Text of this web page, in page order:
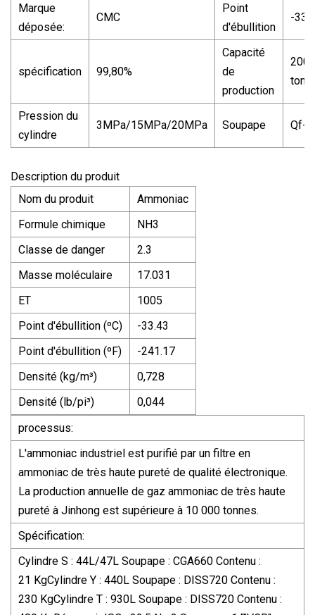
Marque
déposée:
CMC
Point
d'ébullition
-
spécification 99,80%
Capacité
de
production
Pression du
cylindre
3MPa/15MPa/20MPa Soupape Qf-
Description du produit
Nom du produit
Ammoniac
Formule chimique
NH3
Classe de danger
2.3
Masse moléculaire
17.031
ET
1005
Point d'ébullition (ºC)
-33.43
Point d'ébullition (ºF)
-241.17
Densité (kg/m³)
0,728
Densité (lb/pi³)
0,044
processus:
L'ammoniac industriel est purifié par un filtre en
ammoniac de très haute pureté de qualité électronique.
La production annuelle de gaz ammoniac de très haute
pureté à Jinhong est supérieure à 10 000 tonnes.
Spécification:
Cylindre S : 44L/47L Soupape : CGA660 Contenu :
21 KgCylindre Y : 440L Soupape : DISS720 Contenu :
230 KgCylindre T : 930L Soupape : DISS720 Contenu :